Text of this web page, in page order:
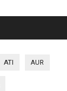
ATI AUR